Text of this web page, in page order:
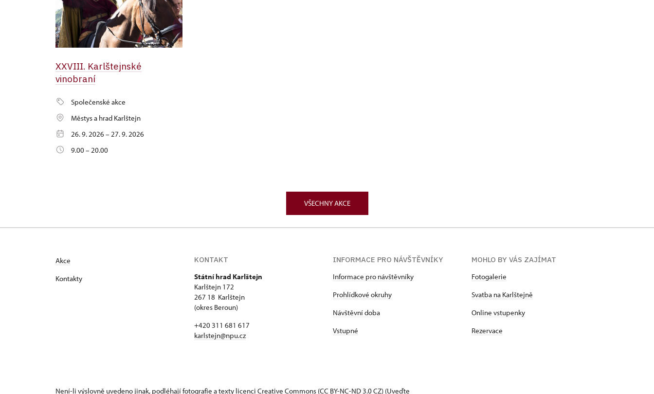
XXVIII. Karlštejnské
vinobraní
Společenské akce
Městys a hrad Karlštejn
26. 9. 2026 – 27. 9. 2026
9.00 – 20.00
VŠECHNY AKCE
Akce
Kontakty
KONTAKT
Státní hrad Karlštejn
Karlštejn 172
267 18 Karlštejn
(okres Beroun)
+420 311 681 617
karlstejn@npu.cz
INFORMACE PRO NÁVŠTĚVNÍKY
Informace pro návštěvníky
Prohlídkové okruhy
Návštěvní doba
Vstupné
MOHLO BY VÁS ZAJÍMAT
Fotogalerie
Svatba na Karlštejně
Online vstupenky
Rezervace
Není-li výslovně uvedeno jinak, podléhají fotografie a texty licenci Creative Commons (CC BY-NC-ND 3.0 CZ) (Uveďte